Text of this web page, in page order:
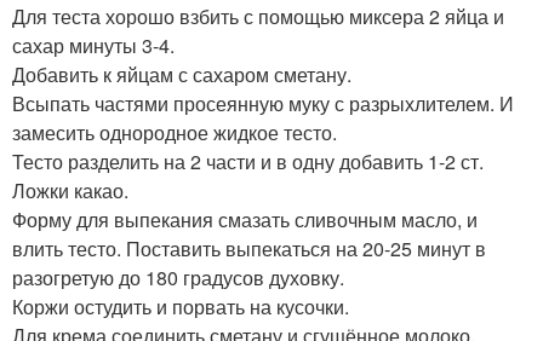
Для теста хорошо взбить с помощью миксера 2 яйца и
сахар минуты 3-4.
Добавить к яйцам с сахаром сметану.
Всыпать частями просеянную муку с разрыхлителем. И
замесить однородное жидкое тесто.
Тесто разделить на 2 части и в одну добавить 1-2 ст.
Ложки какао.
Форму для выпекания смазать сливочным масло, и
влить тесто. Поставить выпекаться на 20-25 минут в
разогретую до 180 градусов духовку.
Коржи остудить и порвать на кусочки.
Для крема соединить сметану и сгущённое молоко.